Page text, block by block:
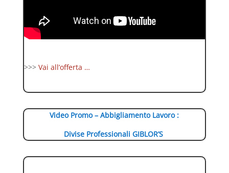
>>> Vai all’offerta …
Video Promo – Abbigliamento Lavoro :
Divise Professionali GIBLOR’S